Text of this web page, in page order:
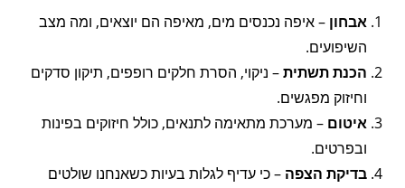
אבחון – איפה נכנסים מים, מאיפה הם יוצאים, ומה מצב
השיפועים.
הכנת תשתית– ניקוי, הסרת חלקים רופפים, תיקון סדקים
וחיזוק מפגשים.
איטום – מערכת מתאימה לתנאים, כולל חיזוקים בפינות
ובפרטים.
בדיקת הצפה – כי עדיף לגלות בעיות כשאנחנו שולטים